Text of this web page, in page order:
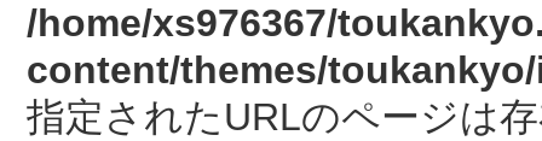
/home/xs976367/
content/themes/
指定されたURLのページは